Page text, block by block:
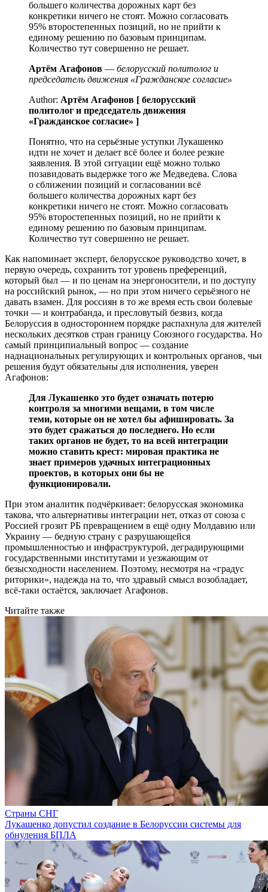
большего количества дорожных карт без
конкретики ничего не стоят. Можно согласовать
95% второстепенных позиций, но не прийти к
единому решению по базовым принципам.
Количество тут совершенно не решает.
Артём Агафонов — белорусский политолог и
председатель движения «Гражданское согласие»
Author: Артём Агафонов [ белорусский
политолог и председатель движения
«Гражданское согласие» ]
Понятно, что на серьёзные уступки Лукашенко
идти не хочет и делает всё более и более резкие
заявления. В этой ситуации ещё можно только
позавидовать выдержке того же Медведева. Слова
о сближении позиций и согласовании всё
большего количества дорожных карт без
конкретики ничего не стоят. Можно согласовать
95% второстепенных позиций, но не прийти к
единому решению по базовым принципам.
Количество тут совершенно не решает.
Как напоминает эксперт, белорусское руководство хочет, в
первую очередь, сохранить тот уровень преференций,
который был — и по ценам на энергоносители, и по доступу
на российский рынок, — но при этом ничего серьёзного не
давать взамен. Для россиян в то же время есть свои болевые
точки — и контрабанда, и пресловутый безвиз, когда
Белоруссия в одностороннем порядке распахнула для жителей
нескольких десятков стран границу Союзного государства. Но
самый принципиальный вопрос — создание
наднациональных регулирующих и контрольных органов, чьи
решения будут обязательны для исполнения, уверен
Агафонов:
Для Лукашенко это будет означать потерю
контроля за многими вещами, в том числе
теми, которые он не хотел бы афишировать. За
это будет сражаться до последнего. Но если
таких органов не будет, то на всей интеграции
можно ставить крест: мировая практика не
знает примеров удачных интеграционных
проектов, в которых они бы не
функционировали.
При этом аналитик подчёркивает: белорусская экономика
такова, что альтернативы интеграции нет, отказ от союза с
Россией грозит РБ превращением в ещё одну Молдавию или
Украину — бедную страну с разрушающейся
промышленностью и инфраструктурой, деградирующими
государственными институтами и уезжающим от
безысходности населением. Поэтому, несмотря на «градус
риторики», надежда на то, что здравый смысл возобладает,
всё-таки остаётся, заключает Агафонов.
Читайте также
Страны СНГ
Лукашенко допустил создание в Белоруссии системы для
обнуления БПЛА